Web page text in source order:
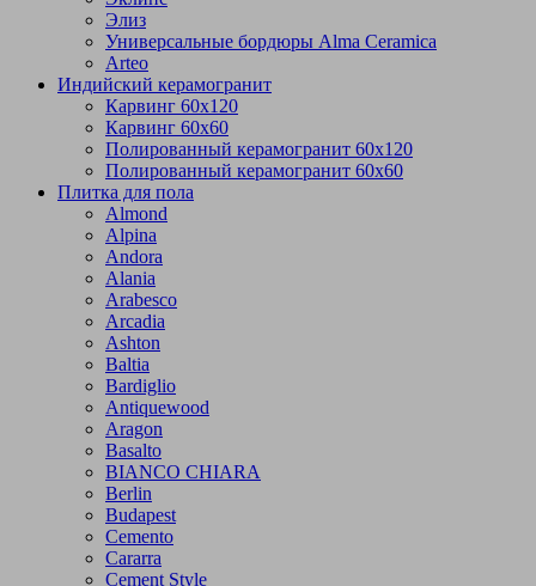
Элиз
Универсальные бордюры Alma Ceramica
Arteo
Индийский керамогранит
Карвинг 60х120
Карвинг 60х60
Полированный керамогранит 60х120
Полированный керамогранит 60х60
Плитка для пола
Almond
Alpina
Andora
Alania
Arabesco
Arcadia
Ashton
Baltia
Bardiglio
Antiquewood
Aragon
Basalto
BIANCO CHIARA
Berlin
Budapest
Cemento
Cararra
Cement Style